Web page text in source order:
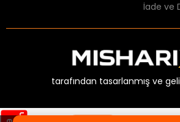
İade ve
tarafından tasarlanmış ve